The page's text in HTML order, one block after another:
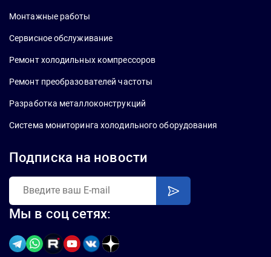
Монтажные работы
Сервисное обслуживание
Ремонт холодильных компрессоров
Ремонт преобразователей частоты
Разработка металлоконструкций
Система мониторинга холодильного оборудования
Подписка на новости
Мы в соц сетях: